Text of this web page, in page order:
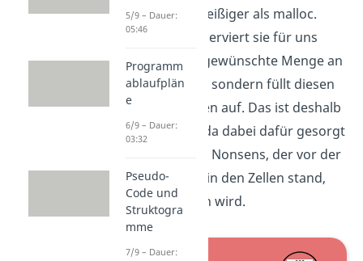
dabei etwas fleißiger als malloc.
Deswegen reserviert sie für uns
nicht nur die gewünschte Menge an
Speicherplatz, sondern füllt diesen
auch mit Nullen auf. Das ist deshalb
so praktisch, da dabei dafür gesorgt
wird, dass der Nonsens, der vor der
Reservierung in den Zellen stand,
überschrieben wird.
5/9 – Dauer:
05:46
Programm
ablaufplän
e
6/9 – Dauer:
03:32
Pseudo-
Code und
Struktogra
mme
7/9 – Dauer: